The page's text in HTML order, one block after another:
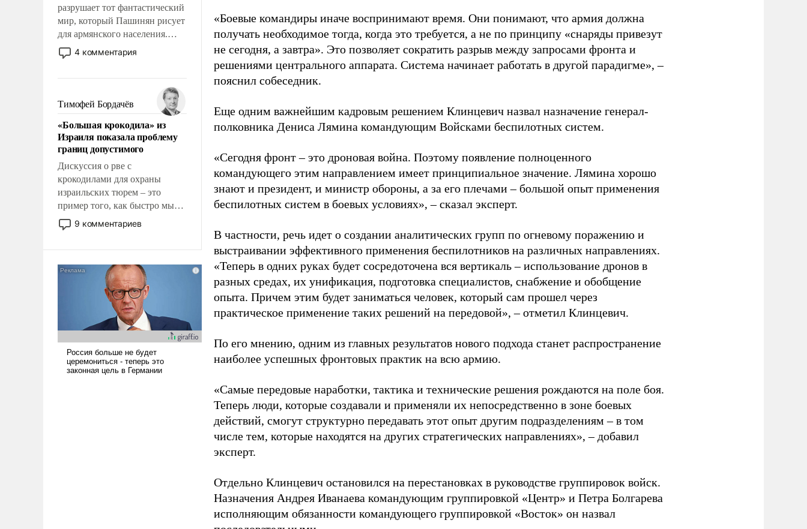
разрушает тот фантастический
мир, который Пашинян рисует
для армянского населения.
Мир, где этому населению все
должны просто по
политические прожекты будут
беспрекословно оплачиваться
за счет российских
налогоплательщиков и где за
свои поступки не нужно
отвечать.
4 комментария
Тимофей Бордачёв
«Большая крокодила» из
Израиля показала проблему
границ допустимого
Дискуссия о рве с
крокодилами для охраны
израильских тюрем – это
пример того, как быстро мы
двигаемся по пути
революционных изменений.
псевдонаучной фантастики,
стало всерьез обсуждаемой
9 комментариев
«Боевые командиры иначе воспринимают время. Они понимают, что армия должна
получать необходимое тогда, когда это требуется, а не по принципу «снаряды привезут
не сегодня, а завтра». Это позволяет сократить разрыв между запросами фронта и
решениями центрального аппарата. Система начинает работать в другой парадигме», –
пояснил собеседник.
Еще одним важнейшим кадровым решением Клинцевич назвал назначение генерал-
полковника Дениса Лямина командующим Войсками беспилотных систем.
«Сегодня фронт – это дроновая война. Поэтому появление полноценного
командующего этим направлением имеет принципиальное значение. Лямина хорошо
знают и президент, и министр обороны, а за его плечами – большой опыт применения
беспилотных систем в боевых условиях», – сказал эксперт.
В частности, речь идет о создании аналитических групп по огневому поражению и
выстраивании эффективного применения беспилотников на различных направлениях.
«Теперь в одних руках будет сосредоточена вся вертикаль – использование дронов в
разных средах, их унификация, подготовка специалистов, снабжение и обобщение
опыта. Причем этим будет заниматься человек, который сам прошел через
практическое применение таких решений на передовой», – отметил Клинцевич.
По его мнению, одним из главных результатов нового подхода станет распространение
наиболее успешных фронтовых практик на всю армию.
«Самые передовые наработки, тактика и технические решения рождаются на поле боя.
Теперь люди, которые создавали и применяли их непосредственно в зоне боевых
действий, смогут структурно передавать этот опыт другим подразделениям – в том
числе тем, которые находятся на других стратегических направлениях», – добавил
эксперт.
Отдельно Клинцевич остановился на перестановках в руководстве группировок войск.
Назначения Андрея Иванаева командующим группировкой «Центр» и Петра Болгарева
исполняющим обязанности командующего группировкой «Восток» он назвал